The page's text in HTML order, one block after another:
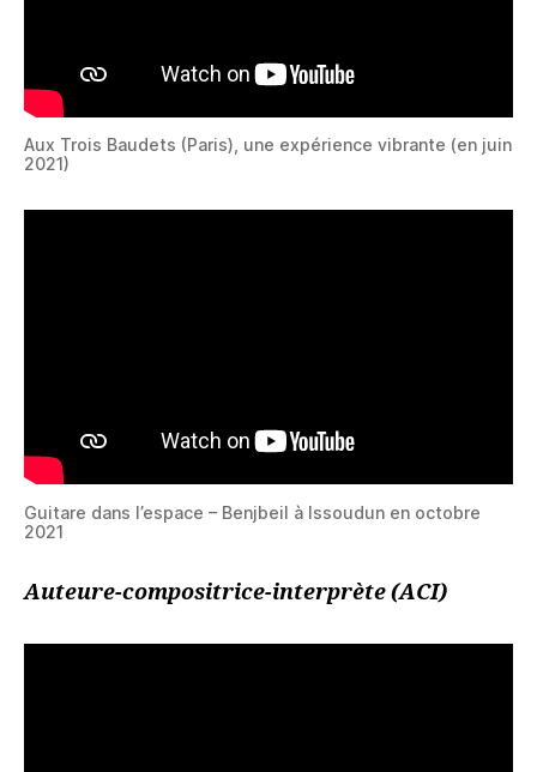
Aux Trois Baudets (Paris), une expérience vibrante (en juin
2021)
Guitare dans l’espace – Benjbeil à Issoudun en octobre
2021
Auteure-compositrice-interprète (ACI)